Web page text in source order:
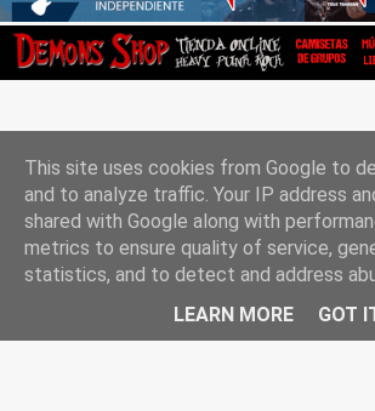
Con la tecnología de
Rockgle.es 2010-2025
This site uses cookies from Google to
and to analyze traffic. Your IP address
shared with Google along with
metrics to ensure quality of service,
statistics, and to detect and address
LEARN MORE
GOT